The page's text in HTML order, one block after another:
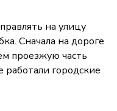
на улицу
Сначала на дороге
проезжую часть
работали городские